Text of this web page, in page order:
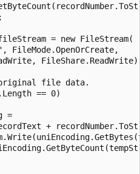
= new FileStream(
FileMode.OpenOrCreate,
file data.
== 0)
=
+